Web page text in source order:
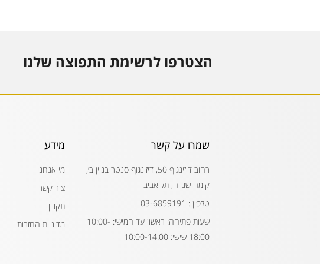
הצטרפו לרשימת התפוצה שלנו
שמרו על קשר
רחוב דיזינגוף 50, דיזינגוף סנטר בניין ב׳,
קומה שנייה, תל אביב
טלפון : 03-6859191
שעות פתיחה: ראשון עד חמישי: 10:00-
18:00 שישי: 10:00-14:00
מידע
מי אנחנו
צור קשר
תקנון
מדיניות החזרות